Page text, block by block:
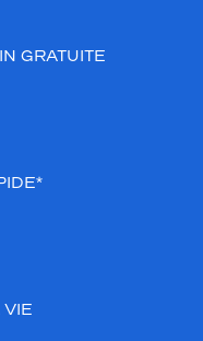
GRATUITE
VIE